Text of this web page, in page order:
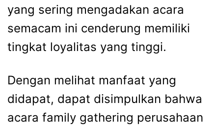
yang sering mengadakan acara
semacam ini cenderung memiliki
tingkat loyalitas yang tinggi.
Dengan melihat manfaat yang
didapat, dapat disimpulkan bahwa
acara family gathering perusahaan